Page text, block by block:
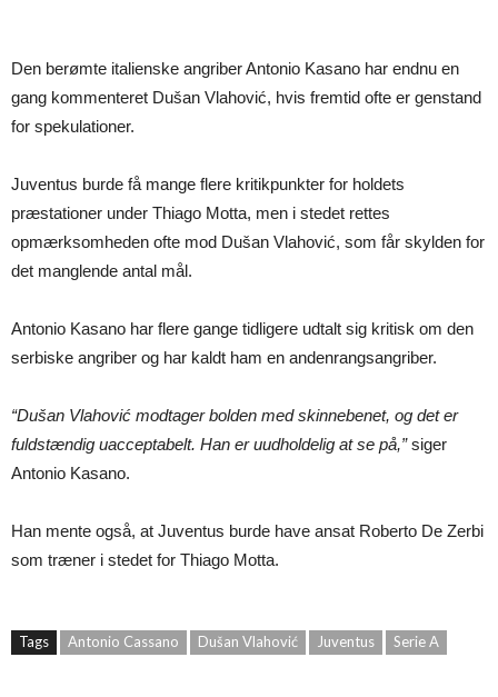
Den berømte italienske angriber Antonio Kasano har endnu en
gang kommenteret Dušan Vlahović, hvis fremtid ofte er genstand
for spekulationer.
Juventus burde få mange flere kritikpunkter for holdets
præstationer under Thiago Motta, men i stedet rettes
opmærksomheden ofte mod Dušan Vlahović, som får skylden for
det manglende antal mål.
Antonio Kasano har flere gange tidligere udtalt sig kritisk om den
serbiske angriber og har kaldt ham en andenrangsangriber.
“Dušan Vlahović modtager bolden med skinnebenet, og det er
fuldstændig uacceptabelt. Han er uudholdelig at se på,”siger
Antonio Kasano.
Han mente også, at Juventus burde have ansat Roberto De Zerbi
som træner i stedet for Thiago Motta.
Tags Antonio Cassano Dušan Vlahović Juventus Serie A